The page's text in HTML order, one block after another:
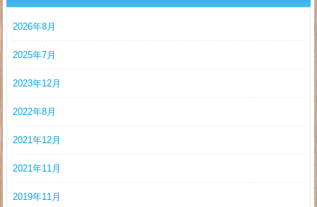
2026年8月
2025年7月
2023年12月
2022年8月
2021年12月
2021年11月
2019年11月